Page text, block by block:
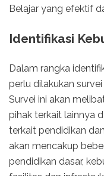
Belajar yang efektif
Identifikasi
Dalam rangka
perlu dilakukan
Survei ini akan
pihak terkait lainnya
terkait pendidikan
akan mencakup
pendidikan dasar,